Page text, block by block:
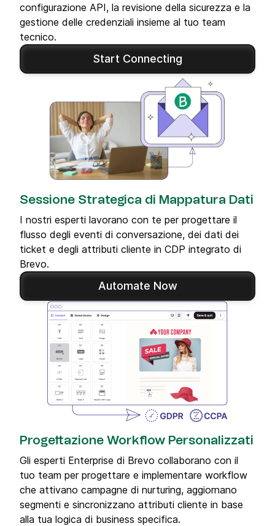
configurazione API, la revisione della sicurezza e la
gestione delle credenziali insieme al tuo team
tecnico.
Start Connecting
Sessione Strategica di Mappatura Dati
I nostri esperti lavorano con te per progettare il
flusso degli eventi di conversazione, dei dati dei
ticket e degli attributi cliente in CDP integrato di
Brevo.
Automate Now
Progettazione Workflow Personalizzati
Gli esperti Enterprise di Brevo collaborano con il
tuo team per progettare e implementare workflow
che attivano campagne di nurturing, aggiornano
segmenti e sincronizzano attributi cliente in base
alla tua logica di business specifica.